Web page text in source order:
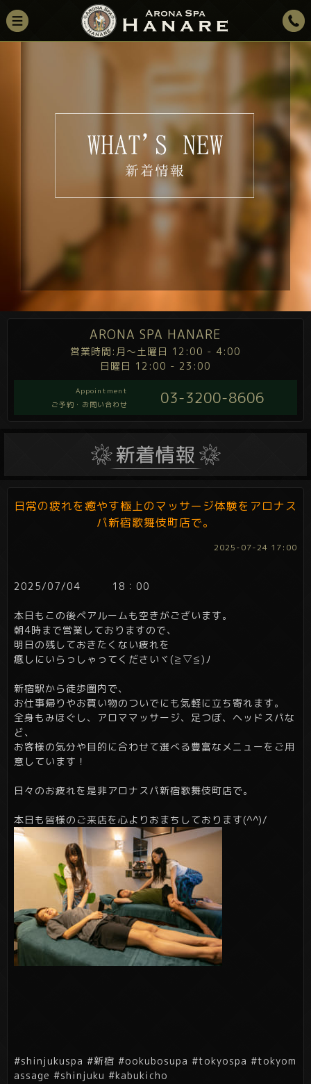
ARONA SPA HANARE
営業時間:月～土曜日 12:00 - 4:00
日曜日 12:00 - 23:00
Appointment
ご予約・お問い合わせ
03-3200-8606
日常の疲れを癒やす極上のマッサージ体験をアロナス
パ新宿歌舞伎町店で。
2025-07-24 17:00
2025/07/04 18：00
本日もこの後ペアルームも空きがございます。
朝4時まで営業しておりますので、
明日の残しておきたくない疲れを
癒しにいらっしゃってくださいヾ(≧▽≦)ﾉ
新宿駅から徒歩圏内で、
お仕事帰りやお買い物のついでにも気軽に立ち寄れます。
全身もみほぐし、アロママッサージ、足つぼ、ヘッドスパな
ど、
お客様の気分や目的に合わせて選べる豊富なメニューをご用
意しています！
日々のお疲れを是非アロナスパ新宿歌舞伎町店で。
本日も皆様のご来店を心よりおまちしております(^^)/
#shinjukuspa #新宿 #ookubosupa #tokyospa #tokyom
assage #shinjuku #kabukicho